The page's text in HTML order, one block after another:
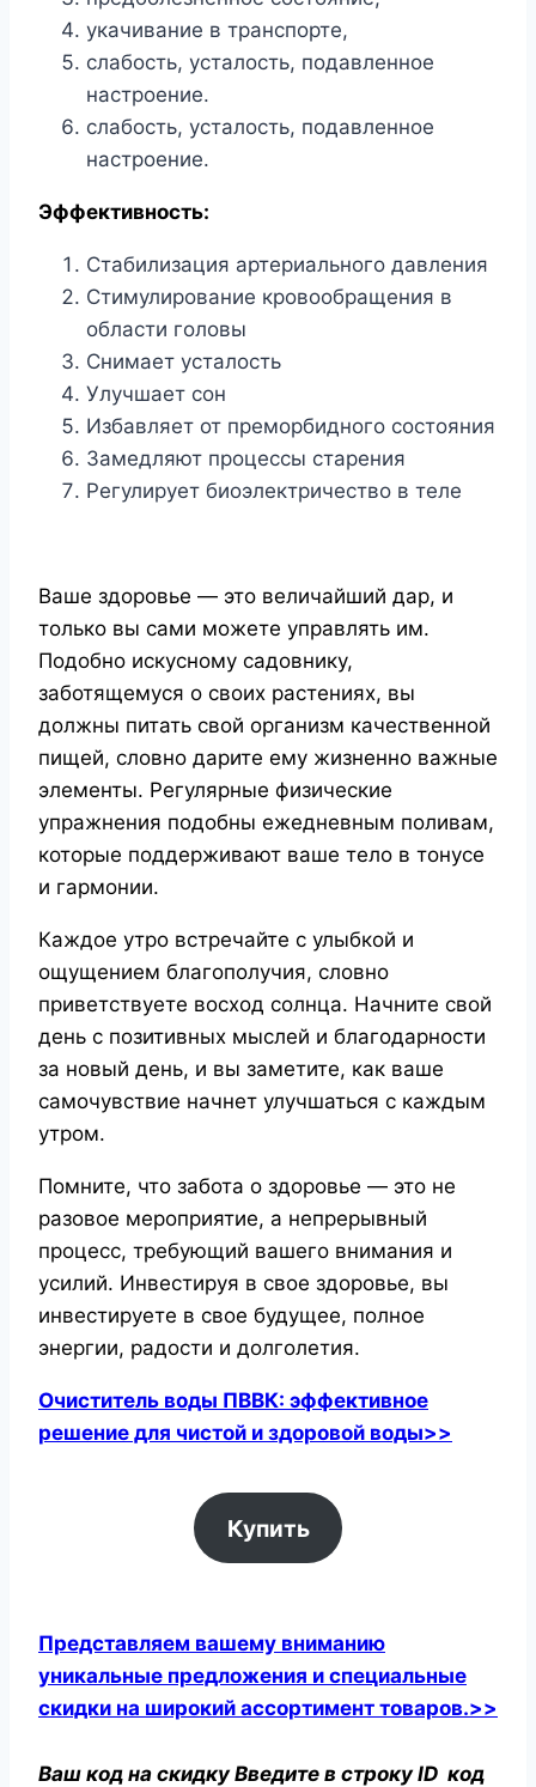
укачивание в транспорте,
слабость, усталость, подавленное
настроение.
слабость, усталость, подавленное
настроение.
Эффективность:
Стабилизация артериального давления
Стимулирование кровообращения в
области головы
Снимает усталость
Улучшает сон
Избавляет от преморбидного состояния
Замедляют процессы старения
Регулирует биоэлектричество в теле
Ваше здоровье — это величайший дар, и
только вы сами можете управлять им.
Подобно искусному садовнику,
заботящемуся о своих растениях, вы
должны питать свой организм качественной
пищей, словно дарите ему жизненно важные
элементы. Регулярные физические
упражнения подобны ежедневным поливам,
которые поддерживают ваше тело в тонусе
и гармонии.
Каждое утро встречайте с улыбкой и
ощущением благополучия, словно
приветствуете восход солнца. Начните свой
день с позитивных мыслей и благодарности
за новый день, и вы заметите, как ваше
самочувствие начнет улучшаться с каждым
утром.
Помните, что забота о здоровье — это не
разовое мероприятие, а непрерывный
процесс, требующий вашего внимания и
усилий. Инвестируя в свое здоровье, вы
инвестируете в свое будущее, полное
энергии, радости и долголетия.
Очиститель воды ПВВК: эффективное
решение для чистой и здоровой воды>>
Купить
Представляем вашему вниманию
уникальные предложения и специальные
скидки на широкий ассортимент товаров.>>
Ваш код на скидку Введите в строку ID код